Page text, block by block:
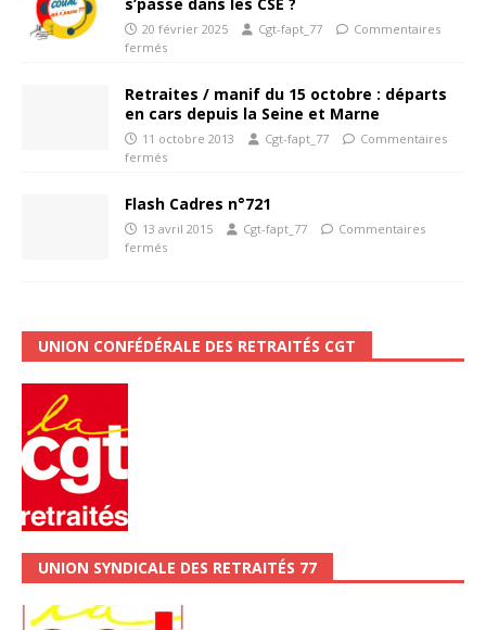
20 février 2025 Cgt-fapt_77
Commentaires
fermés
Retraites / manif du 15 octobre : départs
en cars depuis la Seine et Marne
11 octobre 2013 Cgt-fapt_77
Commentaires
fermés
Flash Cadres n°721
13 avril 2015 Cgt-fapt_77
Commentaires
fermés
UNION CONFÉDÉRALE DES RETRAITÉS CGT
UNION SYNDICALE DES RETRAITÉS 77